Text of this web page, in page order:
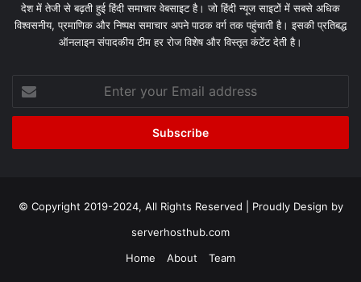
देश में तेजी से बढ़ती हुई हिंदी समाचार वेबसाइट है। जो हिंदी न्यूज साइटों में सबसे अधिक
विश्वसनीय, प्रमाणिक और निष्पक्ष समाचार अपने पाठक वर्ग तक पहुंचाती है। इसकी प्रतिबद्ध
ऑनलाइन संपादकीय टीम हर रोज विशेष और विस्तृत कंटेंट देती है।
your
Email
© Copyright 2019-2024, All Rights Reserved | Proudly Design by
serverhosthub.com
Home
About Team